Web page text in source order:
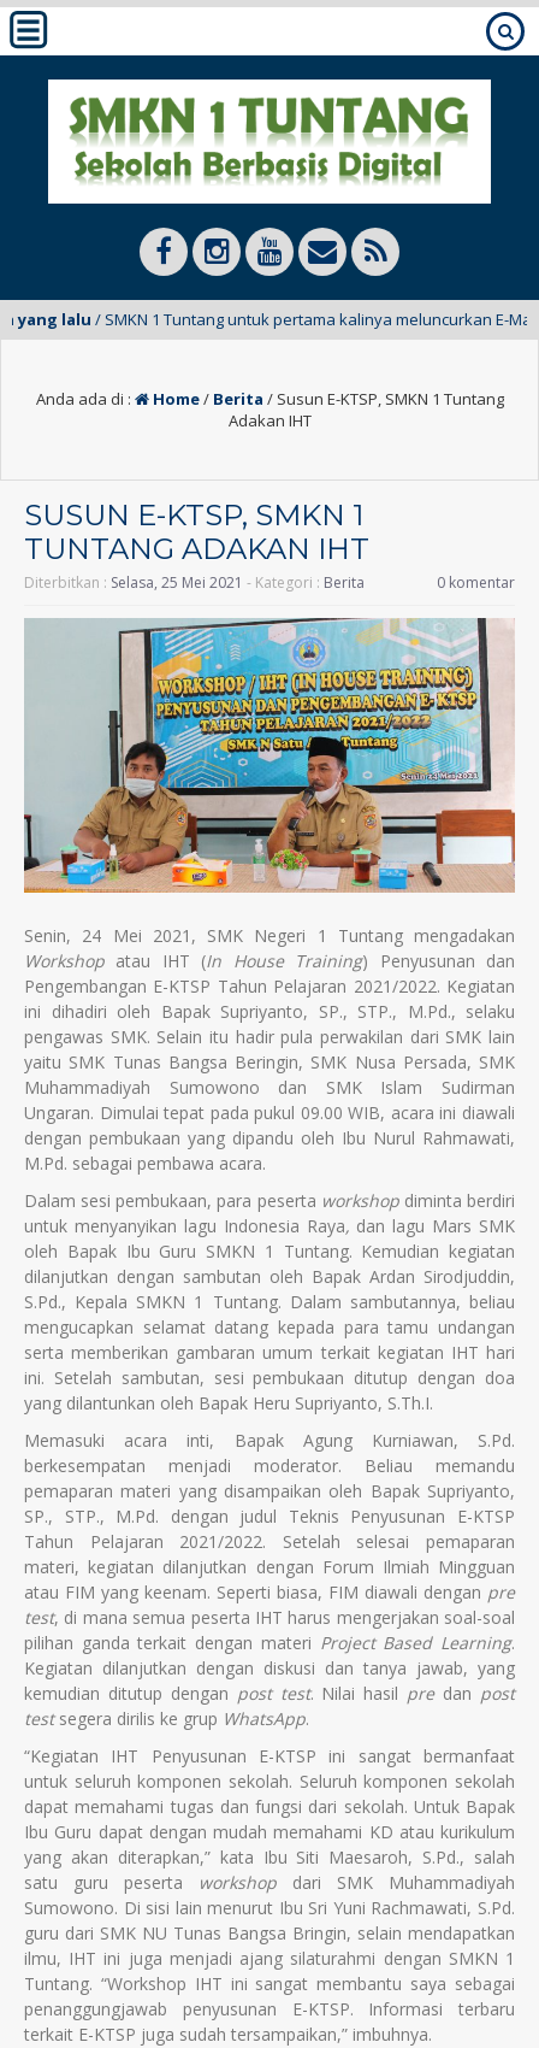
lalu / SMKN 1 Tuntang untuk pertama kalinya meluncurkan E-
Anda ada di : Home/ Berita / Susun E-KTSP, SMKN 1 Tuntang
Adakan IHT
SUSUN E-KTSP, SMKN 1
TUNTANG ADAKAN IHT
Diterbitkan : Selasa, 25 Mei 2021 - Kategori : Berita 0 komentar
Senin, 24 Mei 2021, SMK Negeri 1 Tuntang mengadakan
Workshop atau IHT (In House Training) Penyusunan dan
Pengembangan E-KTSP Tahun Pelajaran 2021/2022. Kegiatan
ini dihadiri oleh Bapak Supriyanto, SP., STP., M.Pd., selaku
pengawas SMK. Selain itu hadir pula perwakilan dari SMK lain
yaitu SMK Tunas Bangsa Beringin, SMK Nusa Persada, SMK
Muhammadiyah Sumowono dan SMK Islam Sudirman
Ungaran. Dimulai tepat pada pukul 09.00 WIB, acara ini diawali
dengan pembukaan yang dipandu oleh Ibu Nurul Rahmawati,
M.Pd. sebagai pembawa acara.
Dalam sesi pembukaan, para peserta workshopdiminta berdiri
untuk menyanyikan lagu Indonesia Raya, dan lagu Mars SMK
oleh Bapak Ibu Guru SMKN 1 Tuntang. Kemudian kegiatan
dilanjutkan dengan sambutan oleh Bapak Ardan Sirodjuddin,
S.Pd., Kepala SMKN 1 Tuntang. Dalam sambutannya, beliau
mengucapkan selamat datang kepada para tamu undangan
serta memberikan gambaran umum terkait kegiatan IHT hari
ini. Setelah sambutan, sesi pembukaan ditutup dengan doa
yang dilantunkan oleh Bapak Heru Supriyanto, S.Th.I.
Memasuki acara inti, Bapak Agung Kurniawan, S.Pd.
berkesempatan menjadi moderator. Beliau memandu
pemaparan materi yang disampaikan oleh Bapak Supriyanto,
SP., STP., M.Pd. dengan judul Teknis Penyusunan E-KTSP
Tahun Pelajaran 2021/2022. Setelah selesai pemaparan
materi, kegiatan dilanjutkan dengan Forum Ilmiah Mingguan
atau FIM yang keenam. Seperti biasa, FIM diawali dengan pre
test, di mana semua peserta IHT harus mengerjakan soal-soal
pilihan ganda terkait dengan materi Project Based Learning.
Kegiatan dilanjutkan dengan diskusi dan tanya jawab, yang
kemudian ditutup dengan post test. Nilai hasil predan post
testsegera dirilis ke grup WhatsApp.
“Kegiatan IHT Penyusunan E-KTSP ini sangat bermanfaat
untuk seluruh komponen sekolah. Seluruh komponen sekolah
dapat memahami tugas dan fungsi dari sekolah. Untuk Bapak
Ibu Guru dapat dengan mudah memahami KD atau kurikulum
yang akan diterapkan,” kata Ibu Siti Maesaroh, S.Pd., salah
satu guru peserta
workshop dari SMK Muhammadiyah
Sumowono. Di sisi lain menurut Ibu Sri Yuni Rachmawati, S.Pd.
guru dari SMK NU Tunas Bangsa Bringin, selain mendapatkan
ilmu, IHT ini juga menjadi ajang silaturahmi dengan SMKN 1
Tuntang. “Workshop IHT ini sangat membantu saya sebagai
penanggungjawab penyusunan E-KTSP. Informasi terbaru
terkait E-KTSP juga sudah tersampaikan,” imbuhnya.